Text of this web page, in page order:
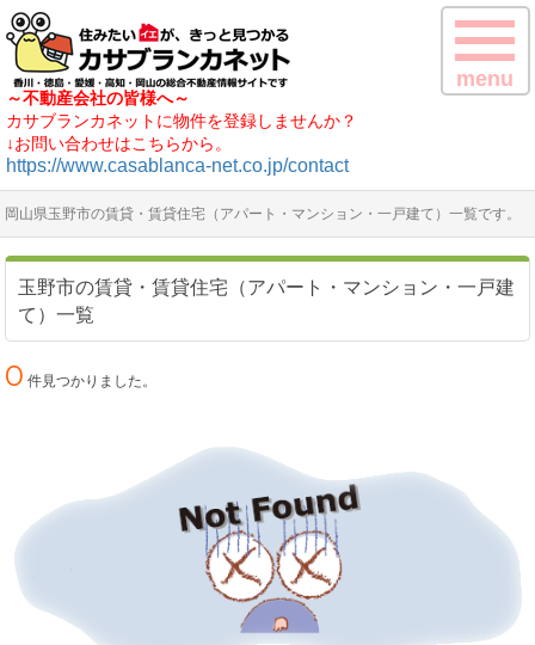
～不動産会社の皆様へ～
カサブランカネットに物件を登録しませんか？
↓お問い合わせはこちらから。
https://www.casablanca-net.co.jp/contact
menu
岡山県玉野市の賃貸・賃貸住宅（アパート・マンション・一戸建て）一覧です。
玉野市の賃貸・賃貸住宅（アパート・マンション・一戸建
て）一覧
0 件見つかりました。